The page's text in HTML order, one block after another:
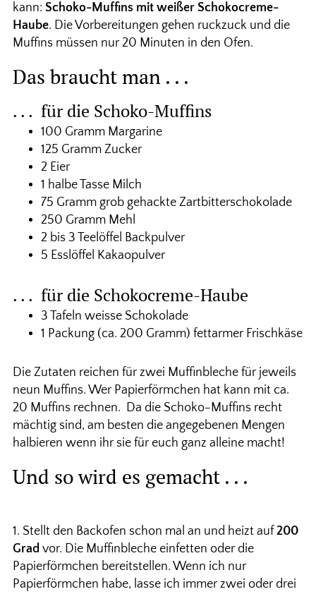
kann: Schoko-Muffins mit weißer Schokocreme-
Haube. Die Vorbereitungen gehen ruckzuck und die
Muffins müssen nur 20 Minuten in den Ofen.
Das braucht man . . .
. . . für die Schoko-Muffins
100 Gramm Margarine
125 Gramm Zucker
2 Eier
1 halbe Tasse Milch
75 Gramm grob gehackte Zartbitterschokolade
250 Gramm Mehl
2 bis 3 Teelöffel Backpulver
5 Esslöffel Kakaopulver
. . . für die Schokocreme-Haube
3 Tafeln weisse Schokolade
1 Packung (ca. 200 Gramm) fettarmer Frischkäse
Die Zutaten reichen für zwei Muffinbleche für jeweils
neun Muffins. Wer Papierförmchen hat kann mit ca.
20 Muffins rechnen. Da die Schoko-Muffins recht
mächtig sind, am besten die angegebenen Mengen
halbieren wenn ihr sie für euch ganz alleine macht!
Und so wird es gemacht . . .
1. Stellt den Backofen schon mal an und heizt auf 200
Gradvor. Die Muffinbleche einfetten oder die
Papierförmchen bereitstellen. Wenn ich nur
Papierförmchen habe, lasse ich immer zwei oder drei